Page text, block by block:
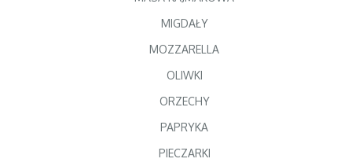
MIGDAŁY
MOZZARELLA
OLIWKI
ORZECHY
PAPRYKA
PIECZARKI